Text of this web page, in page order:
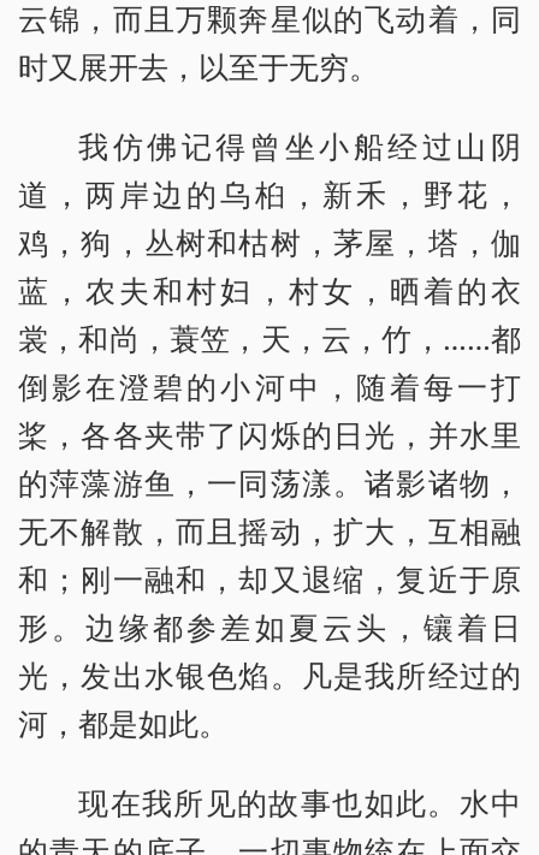
云锦，而且万颗奔星似的飞动着，同
时又展开去，以至于无穷。
我仿佛记得曾坐小船经过山阴
道，两岸边的乌桕，新禾，野花，
鸡，狗，丛树和枯树，茅屋，塔，伽
蓝，农夫和村妇，村女，晒着的衣
裳，和尚，蓑笠，天，云，竹，……都
倒影在澄碧的小河中，随着每一打
桨，各各夹带了闪烁的日光，并水里
的萍藻游鱼，一同荡漾。诸影诸物，
无不解散，而且摇动，扩大，互相融
和；刚一融和，却又退缩，复近于原
形。边缘都参差如夏云头，镶着日
光，发出水银色焰。凡是我所经过的
河，都是如此。
现在我所见的故事也如此。水中